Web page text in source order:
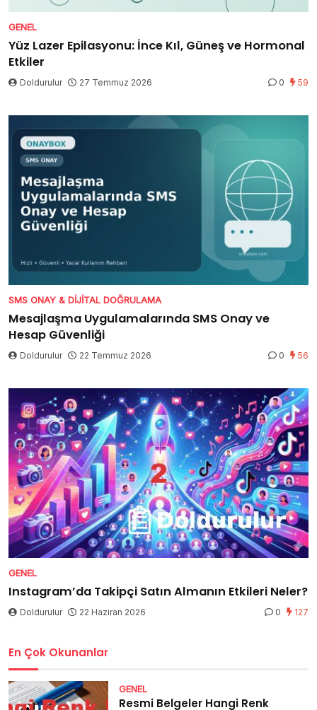
GENEL
Yüz Lazer Epilasyonu: İnce Kıl, Güneş ve Hormonal
Etkiler
Doldurulur 27 Temmuz 2026 0 59
SMS ONAY & DIJITAL DOĞRULAMA
Mesajlaşma Uygulamalarında SMS Onay ve
Hesap Güvenliği
Doldurulur 22 Temmuz 2026 0 56
GENEL
Instagram’da Takipçi Satın Almanın Etkileri Neler?
Doldurulur 22 Haziran 2026 0 127
En Çok Okunanlar
GENEL
Resmi Belgeler Hangi Renk